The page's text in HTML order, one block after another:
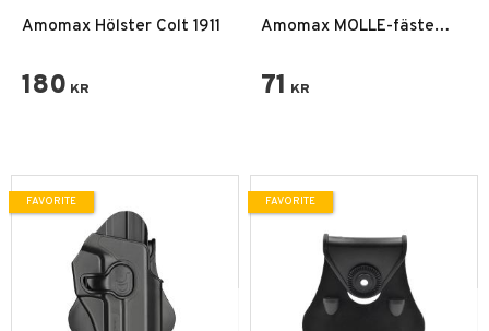
Amomax Hölster Colt 1911
180 KR
Amomax MOLLE-fäste
71 KR
FAVORITE FAVORITE